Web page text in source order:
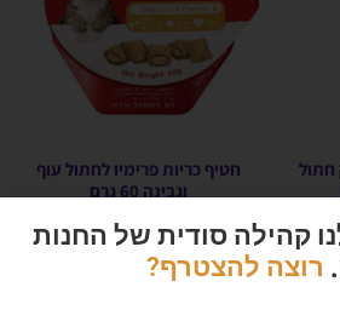
חתול
חטיף כריות פרימיו לחתול עוף
וגבינה 60 גרם
הרוויחו 0.65 נקודות ⭐
13.00
קהילה סודית של החנות
רוצה להצטרף?